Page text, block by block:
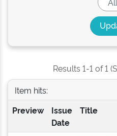
Results 1-1 of 1
Item hits:
Preview
Issue
Date
Title